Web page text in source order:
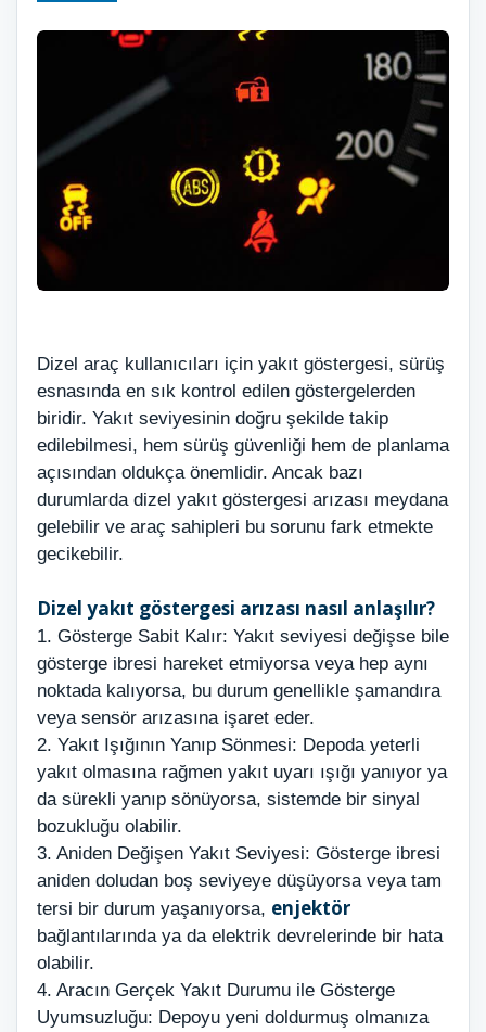
Dizel araç kullanıcıları için yakıt göstergesi, sürüş
esnasında en sık kontrol edilen göstergelerden
biridir. Yakıt seviyesinin doğru şekilde takip
edilebilmesi, hem sürüş güvenliği hem de planlama
açısından oldukça önemlidir. Ancak bazı
durumlarda dizel yakıt göstergesi arızası meydana
gelebilir ve araç sahipleri bu sorunu fark etmekte
gecikebilir.
Dizel yakıt göstergesi arızası nasıl anlaşılır?
1. Gösterge Sabit Kalır: Yakıt seviyesi değişse bile
gösterge ibresi hareket etmiyorsa veya hep aynı
noktada kalıyorsa, bu durum genellikle şamandıra
veya sensör arızasına işaret eder.
2. Yakıt Işığının Yanıp Sönmesi: Depoda yeterli
yakıt olmasına rağmen yakıt uyarı ışığı yanıyor ya
da sürekli yanıp sönüyorsa, sistemde bir sinyal
bozukluğu olabilir.
3. Aniden Değişen Yakıt Seviyesi: Gösterge ibresi
aniden doludan boş seviyeye düşüyorsa veya tam
tersi bir durum yaşanıyorsa, enjektör
bağlantılarında ya da elektrik devrelerinde bir hata
olabilir.
4. Aracın Gerçek Yakıt Durumu ile Gösterge
Uyumsuzluğu: Depoyu yeni doldurmuş olmanıza